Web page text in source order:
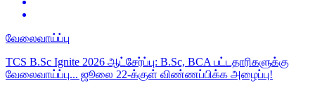
வேலைவாய்ப்பு
TCS B.Sc Ignite 2026 ஆட்சேர்ப்பு: B.Sc, BCA பட்டதாரிகளுக்கு
வேலைவாய்ப்பு... ஜூலை 22-க்குள் விண்ணப்பிக்க அழைப்பு!